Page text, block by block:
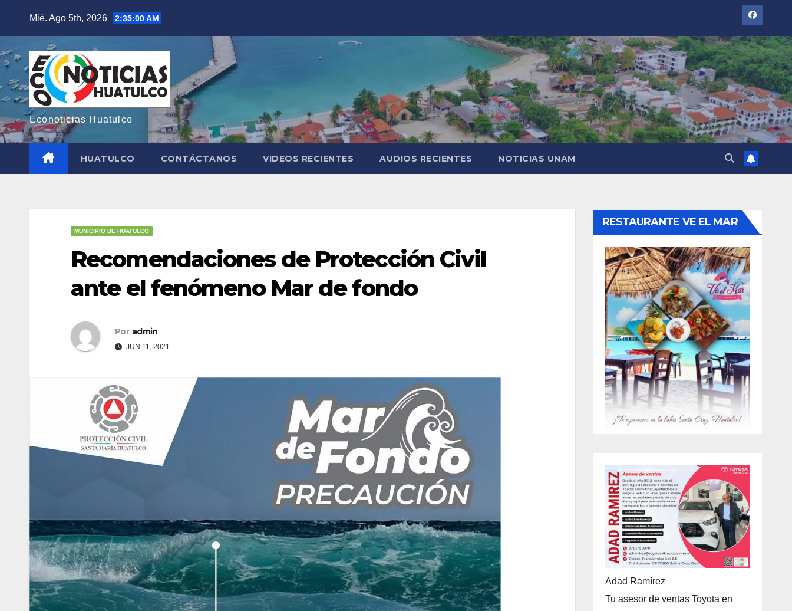
Mié. Ago 5th, 2026 2:35:02 AM
Econoticias Huatulco
HUATULCO CONTÁCTANOS VIDEOS RECIENTES AUDIOS RECIENTES NOTICIAS UNAM
MUNICIPIO DE HUATULCO
Recomendaciones de Protección Civil
ante el fenómeno Mar de fondo
Por admin
JUN 11, 2021
RESTAURANTE VE EL MAR
Adad Ramírez
Tu asesor de ventas Toyota en